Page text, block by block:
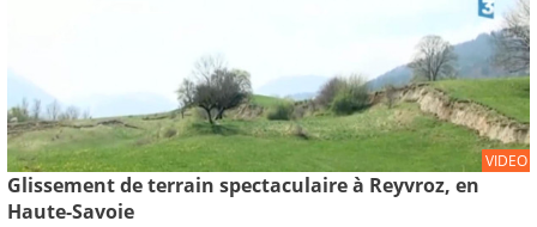
VIDEO
Glissement de terrain spectaculaire à Reyvroz, en
Haute-Savoie